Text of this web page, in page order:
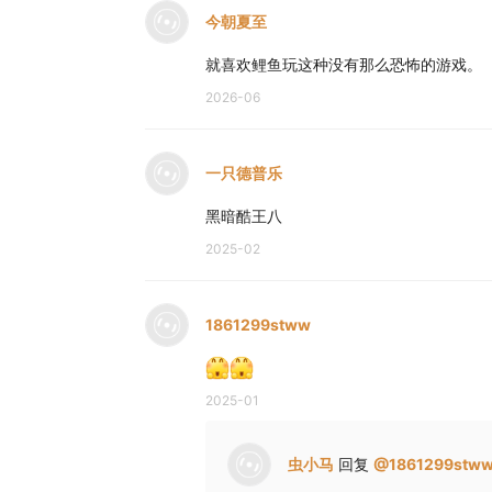
今朝夏至
就喜欢鲤鱼玩这种没有那么恐怖的游戏。
2026-06
一只德普乐
黑暗酷王八
2025-02
1861299stww
2025-01
虫小马 回复 @